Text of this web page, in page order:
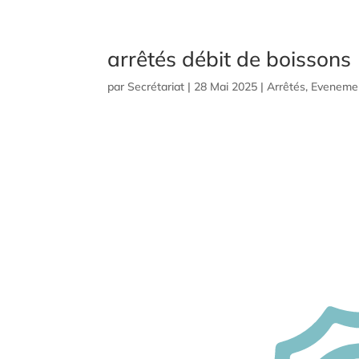
arrêtés débit de boissons
par Secrétariat | 28 Mai 2025 |Arrêtés,